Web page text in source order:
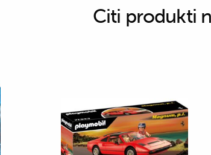
Citi produkti